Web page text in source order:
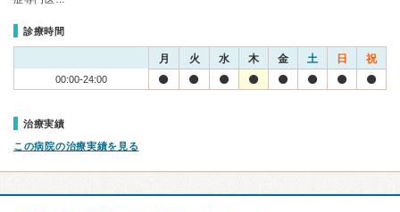
診療時間
月 火 水 木 金 土 日 祝
00:00-24:00
治療実績
この病院の治療実績を見る